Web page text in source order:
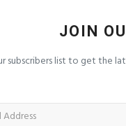
JOIN
subscribers list to get the
ગુનેગારોમાં...